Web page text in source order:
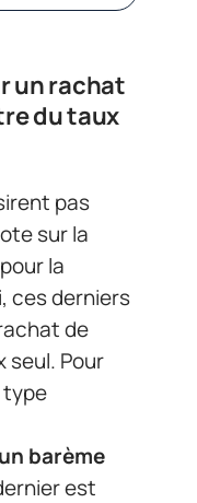
un rachat
du taux
pas
sur la
la
ces derniers
de
Pour
type
barème
est